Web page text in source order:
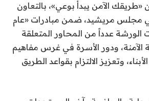
الآمن يبدأ بوعي»، بالتعاون
مجلس مريشيد، ضمن مبادرات «عام
الورشة عدداً من المحاور المتعلقة
الآمنة، ودور الأسرة في غرس مفاهيم
وتعزيز الالتزام بقواعد الطريق